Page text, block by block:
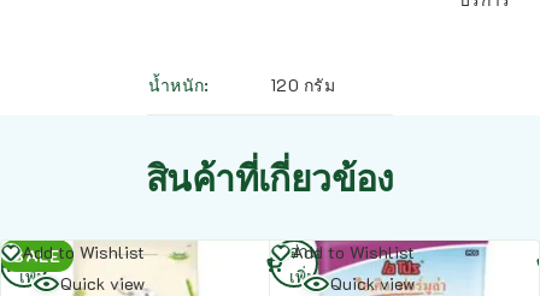
น้ำหนัก 120 กรัม
สินค้าที่เกี่ยวข้อง
SALE
Add to Wishlist
Quick view
อ่าน
เพิ่ม
Add to Wishlist
Quick view
อ่าน
เพิ่ม